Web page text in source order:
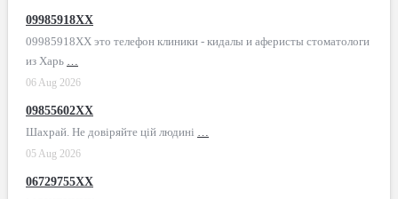
09985918XX
09985918XX это телефон клиники - кидалы и аферисты стоматологи
из Харь …
06 Aug 2026
09855602XX
Шахрай. Не довіряйте цій людині …
05 Aug 2026
06729755XX